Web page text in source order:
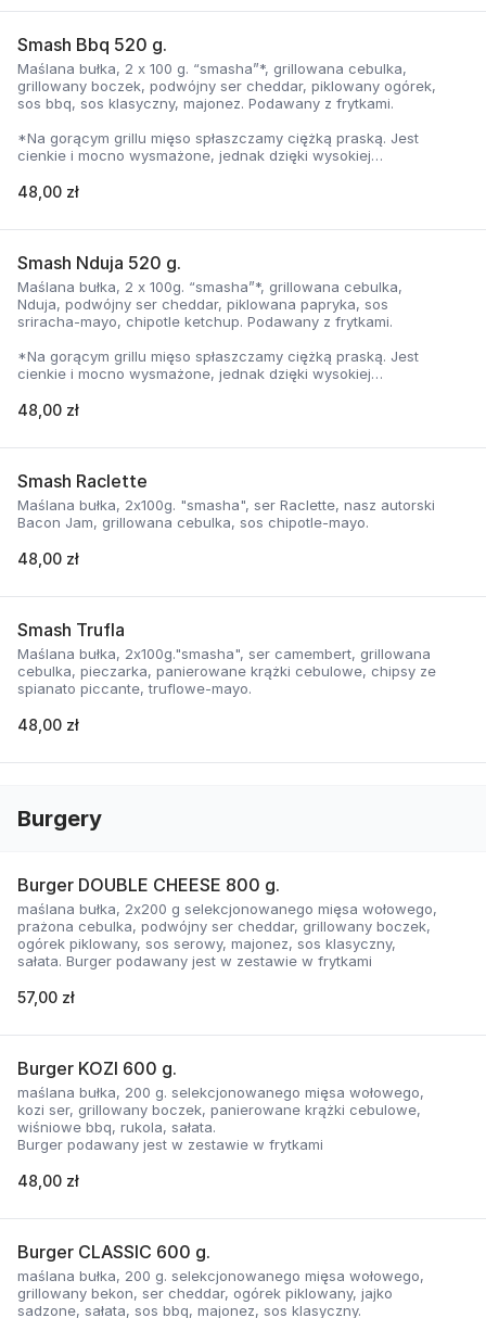
Smash Bbq 520 g.
Maślana bułka, 2 x 100 g. “smasha”*, grillowana cebulka,
grillowany boczek, podwójny ser cheddar, piklowany ogórek,
sos bbq, sos klasyczny, majonez. Podawany z frytkami.
*Na gorącym grillu mięso spłaszczamy ciężką praską. Jest
cienkie i mocno wysmażone, jednak dzięki wysokiej
delikatną soczystość.
48,00 zł
Smash Nduja 520 g.
Maślana bułka, 2 x 100g. “smasha”*, grillowana cebulka,
Nduja, podwójny ser cheddar, piklowana papryka, sos
sriracha-mayo, chipotle ketchup. Podawany z frytkami.
*Na gorącym grillu mięso spłaszczamy ciężką praską. Jest
cienkie i mocno wysmażone, jednak dzięki wysokiej
delikatną soczystość.
48,00 zł
Smash Raclette
Maślana bułka, 2x100g. "smasha", ser Raclette, nasz autorski
Bacon Jam, grillowana cebulka, sos chipotle-mayo.
48,00 zł
Smash Trufla
Maślana bułka, 2x100g."smasha", ser camembert, grillowana
cebulka, pieczarka, panierowane krążki cebulowe, chipsy ze
spianato piccante, truflowe-mayo.
48,00 zł
Burgery
Burger DOUBLE CHEESE 800 g.
maślana bułka, 2x200 g selekcjonowanego mięsa wołowego,
prażona cebulka, podwójny ser cheddar, grillowany boczek,
ogórek piklowany, sos serowy, majonez, sos klasyczny,
sałata. Burger podawany jest w zestawie w frytkami
57,00 zł
Burger KOZI 600 g.
maślana bułka, 200 g. selekcjonowanego mięsa wołowego,
kozi ser, grillowany boczek, panierowane krążki cebulowe,
wiśniowe bbq, rukola, sałata.
Burger podawany jest w zestawie w frytkami
48,00 zł
Burger CLASSIC 600 g.
maślana bułka, 200 g. selekcjonowanego mięsa wołowego,
grillowany bekon, ser cheddar, ogórek piklowany, jajko
sadzone, sałata, sos bbq, majonez, sos klasyczny.